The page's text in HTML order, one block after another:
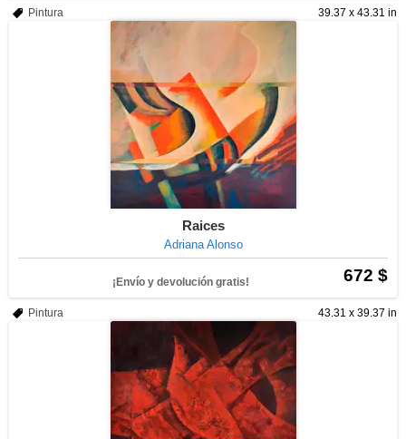
39.37 x 43.31 in
Pintura
Raices
Adriana Alonso
672 $
¡Envío y devolución gratis!
43.31 x 39.37 in
Pintura